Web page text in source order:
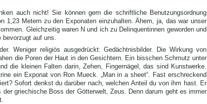
auch nicht! Sie können gern die schriftliche Benutzungsordnung
1,23 Metern zu den Exponaten einzuhalten. Ähem, ja, das war unser
Gleichzeitig waren N und ich zu Delinquentinnen geworden und
bevorzugt auf uns.
Weniger religiös ausgedrückt: Gedächtnisbilder. Die Wirkung von
die Poren der Haut in den Gesichtern. Ein bisschen Schmutz unter
die kleinen Falten darin, Zehen, Fingernägel, das sind Kunstwerke.
ein Exponat von Ron Mueck. „Man in a sheet“. Fast erschreckend
Sofort denkst du darüber nach, welchen Anteil du von ihm hast. Er
griechische Boss der Götterwelt, Zeus. Denn darum geht es immer